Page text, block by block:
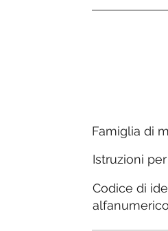
Famiglia di
Istruzioni
Codice di
alfanumerico